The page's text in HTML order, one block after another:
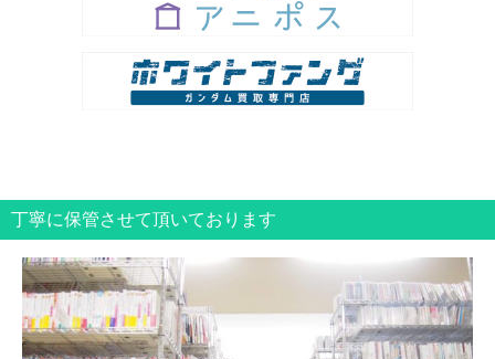
丁寧に保管させて頂いております